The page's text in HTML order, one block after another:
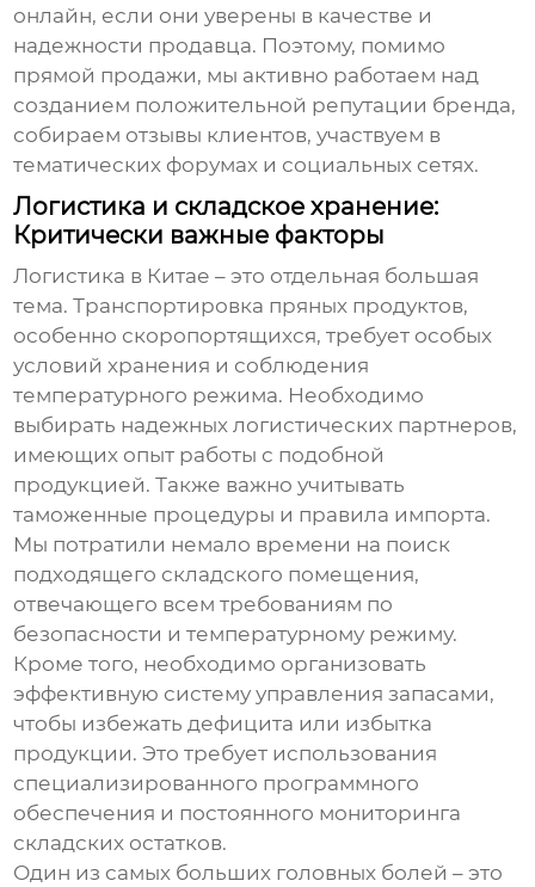
онлайн, если они уверены в качестве и
надежности продавца. Поэтому, помимо
прямой продажи, мы активно работаем над
созданием положительной репутации бренда,
собираем отзывы клиентов, участвуем в
тематических форумах и социальных сетях.
Логистика и складское хранение:
Критически важные факторы
Логистика в Китае – это отдельная большая
тема. Транспортировка пряных продуктов,
особенно скоропортящихся, требует особых
условий хранения и соблюдения
температурного режима. Необходимо
выбирать надежных логистических партнеров,
имеющих опыт работы с подобной
продукцией. Также важно учитывать
таможенные процедуры и правила импорта.
Мы потратили немало времени на поиск
подходящего складского помещения,
отвечающего всем требованиям по
безопасности и температурному режиму.
Кроме того, необходимо организовать
эффективную систему управления запасами,
чтобы избежать дефицита или избытка
продукции. Это требует использования
специализированного программного
обеспечения и постоянного мониторинга
складских остатков.
Один из самых больших головных болей – это